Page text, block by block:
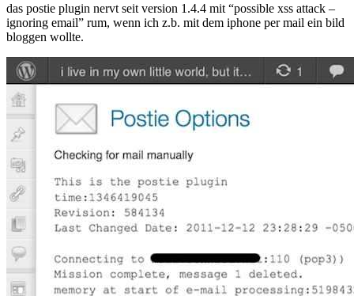
–
possible
–
ignoring
das postie plugin nervt seit version 1.4.4 mit “possible xss attack –
ignoring email” rum, wenn ich z.b. mit dem iphone per mail ein bild
bloggen wollte.